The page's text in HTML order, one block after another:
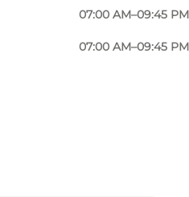
07:00 AM–09:45 PM
07:00 AM–09:45 PM